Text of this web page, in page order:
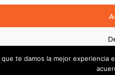
Ver
te damos la mejor